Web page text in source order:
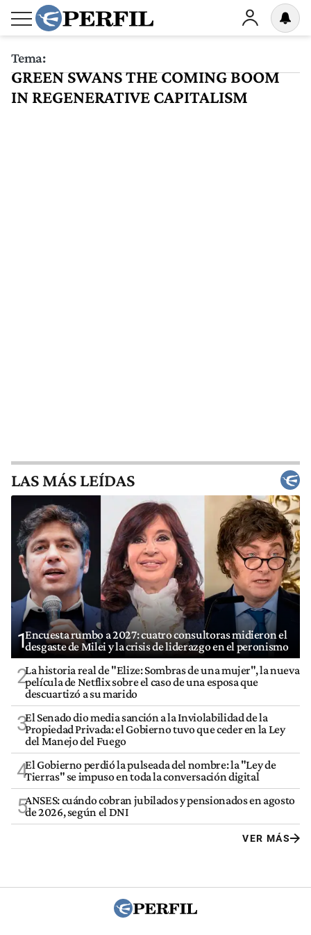
Tema:
GREEN SWANS THE COMING BOOM
IN REGENERATIVE CAPITALISM
LAS MÁS LEÍDAS
1Encuesta rumbo a 2027: cuatro consultoras midieron el
desgaste de Milei y la crisis de liderazgo en el peronismo
2La historia real de "Elize: Sombras de una mujer", la nueva
película de Netflix sobre el caso de una esposa que
descuartizó a su marido
3El Senado dio media sanción a la Inviolabilidad de la
Propiedad Privada: el Gobierno tuvo que ceder en la Ley
del Manejo del Fuego
4El Gobierno perdió la pulseada del nombre: la "Ley de
Tierras" se impuso en toda la conversación digital
5ANSES: cuándo cobran jubilados y pensionados en agosto
de 2026, según el DNI
VER MÁS